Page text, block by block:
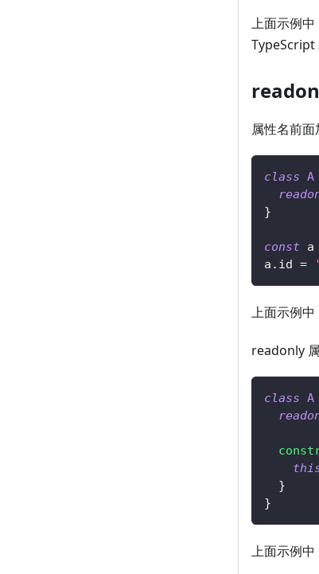
上面示例中
TypeScript
属性名前
class A
}
const a
a . id =
上面示例中
readonly
class A
}
}
上面示例中